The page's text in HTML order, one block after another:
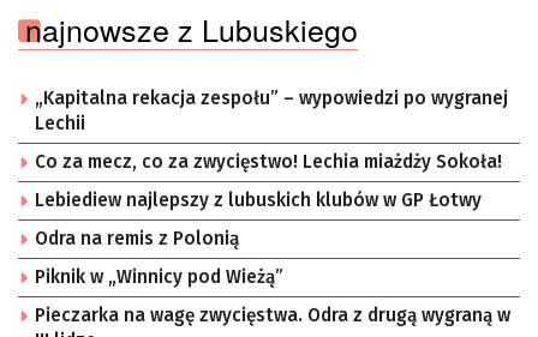
najnowsze z Lubuskiego
„Kapitalna rekacja zespołu” – wypowiedzi po wygranej
Lechii
Co za mecz, co za zwycięstwo! Lechia miażdży Sokoła!
Lebiediew najlepszy z lubuskich klubów w GP Łotwy
Odra na remis z Polonią
Piknik w „Winnicy pod Wieżą”
Pieczarka na wagę zwycięstwa. Odra z drugą wygraną w